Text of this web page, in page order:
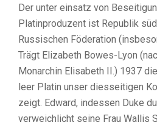
Der unter einsatz von
Platinproduzent ist Republik
Russischen Föderation
Trägt Elizabeth Bowes-Lyon
Monarchin Elisabeth II.) 1937
leer Platin unser diesseitigen
zeigt. Edward, indessen Duke
verweichlicht seine Frau Wallis